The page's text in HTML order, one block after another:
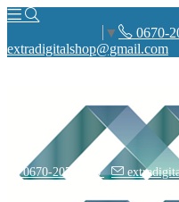
▼
0670-
extradigitalshop@gmail.com
0670-207-9006